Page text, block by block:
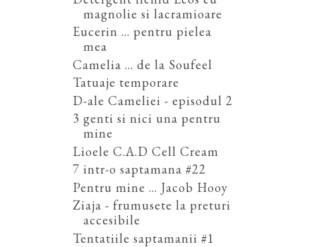
magnolie si lacramioare
Eucerin ... pentru pielea
mea
Camelia ... de la Soufeel
Tatuaje temporare
D-ale Cameliei - episodul 2
3 genti si nici una pentru
mine
Lioele C.A.D Cell Cream
7 intr-o saptamana #22
Pentru mine ... Jacob Hooy
Ziaja - frumusete la preturi
accesibile
Tentatiile saptamanii #1